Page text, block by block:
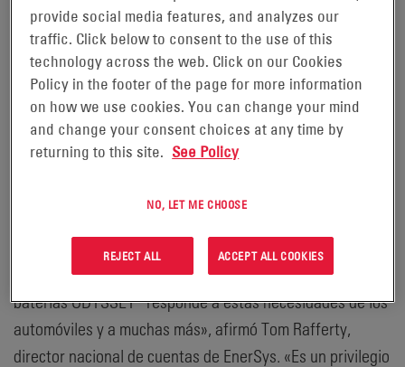
proveedor autorizado, EnerSys® podrá suministrar
baterías ODYSSEY® a 57 centros de distribución, 6000
establecimientos NAPA AUTO PARTS y más de 17 000
centros NAPA AutoCare y AutoCare Collision en todo el
país.
«Los vehículos modernos de hoy en día, con sus
potencia de arranque máxima y tengan la capacidad de
realizar ciclos profundos. El diseño exclusivo de nuestras
baterías ODYSSEY® responde a estas necesidades de los
automóviles y a muchas más», afirmó Tom Rafferty,
director nacional de cuentas de EnerSys. «Es un privilegio
provide social media features, and analyzes our
traffic. Click below to consent to the use of this
technology across the web. Click on our Cookies
Policy in the footer of the page for more information
on how we use cookies. You can change your mind
and change your consent choices at any time by
returning to this site. See Policy
NO, LET ME CHOOSE
REJECT ALL ACCEPT ALL COOKIES